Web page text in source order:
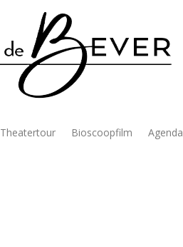
Theatertour Bioscoopfilm Agenda